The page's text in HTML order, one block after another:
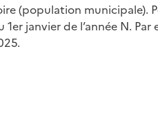
(population municipale).
janvier de l’année N.